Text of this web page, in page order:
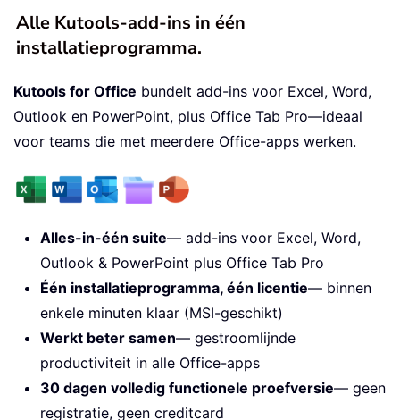
Alle Kutools-add-ins in één
installatieprogramma.
Kutools for Office bundelt add-ins voor Excel, Word,
Outlook en PowerPoint, plus Office Tab Pro—ideaal
voor teams die met meerdere Office-apps werken.
Alles-in-één suite— add-ins voor Excel, Word,
Outlook & PowerPoint plus Office Tab Pro
Één installatieprogramma, één licentie— binnen
enkele minuten klaar (MSI-geschikt)
Werkt beter samen— gestroomlijnde
productiviteit in alle Office-apps
30 dagen volledig functionele proefversie— geen
registratie, geen creditcard